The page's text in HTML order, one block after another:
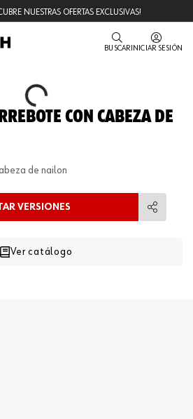
NUESTRAS OFERTAS EXCLUSIVAS!
BUSCAR INICIAR SESIÓN
Loading...
CON CABEZA DE
de nailon
VERSIONES
Ver catálogo